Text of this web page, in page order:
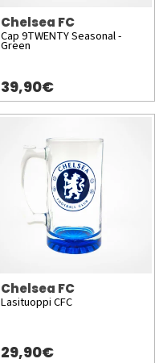
Chelsea FC
Cap 9TWENTY Seasonal -
Green
39,90€
Chelsea FC
Lasituoppi CFC
29,90€